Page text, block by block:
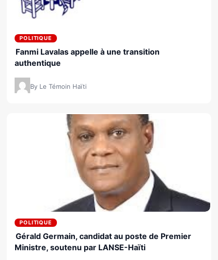
POLITIQUE
Fanmi Lavalas appelle à une transition
authentique
By Le Témoin Haïti
POLITIQUE
Gérald Germain, candidat au poste de Premier
Ministre, soutenu par LANSE-Haïti